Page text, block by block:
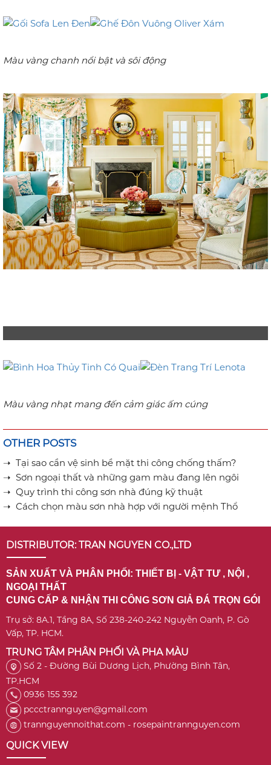
Màu vàng chanh nổi bật và sôi động
Màu vàng nhạt mang đến cảm giác ấm cúng
OTHER POSTS
➝ Tại sao cần vệ sinh bề mặt thi công chống thấm?
➝ Sơn ngoại thất và những gam màu đang lên ngôi
➝ Quy trình thi công sơn nhà đúng kỹ thuật
➝ Cách chọn màu sơn nhà hợp với người mệnh Thổ
DISTRIBUTOR: TRAN NGUYEN CO.,LTD
SẢN XUẤT VÀ PHÂN PHỐI: THIẾT BỊ - VẬT TƯ , NỘI ,
NGOẠI THẤT
CUNG CẤP & NHẬN THI CÔNG SƠN GIẢ ĐÁ TRỌN GÓI
Trụ sở: 8A.1, Tầng 8A, Số 238-240-242 Nguyễn Oanh, P. Gò
Vấp, TP. HCM.
TRUNG TÂM PHÂN PHỐI VÀ PHA MÀU
Số 2 - Đường Bùi Dương Lịch, Phường Bình Tân,
TP.HCM
0936 155 392
pccctrannguyen@gmail.com
trannguyennoithat.com - rosepaintrannguyen.com
QUICK VIEW